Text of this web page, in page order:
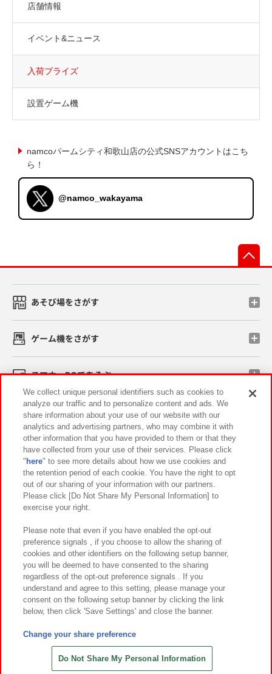
店舗情報
イベント&ニュース
入荷プライズ
設置ゲーム機
namcoパームシティ和歌山店の公式SNSアカウントはこち
ら！
@namco_wakayama
あそび場をさがす
ゲーム機をさがす
スマホ・PCであそぶ
イベント・キャンペーン
関連会社 サステナビリティ サイトポリシー
プライバシーポリシー ウェブアクセシビリティ方針と検証結果
お取引先さまとともに
カスタマーハラスメント対応方針 よくあるご質問・お問い合わせ
©Bandai Namco Amusement Inc.
©Bandai Namco Amusement Lab Inc.
©HANAYASHIKI Co., Ltd. All Rights Reserved.
We collect unique personal identifiers such as cookies to
analyze our traffic and to personalize content and ads. We
share information about your use of our website with our
analytics and advertising partners, who may combine it with
other information that you have provided to them or that they
have collected from your use of their services. Please click
" here" to see more details about how we use cookies and
the retention period of each cookie. You have the right to opt
out of our sharing of your information with our partners.
Please click [Do Not Share My Personal Information] to
exercise your right.
Please note that even if you have enabled the opt-out
preference signals , if you choose to allow the sharing of
cookies and other identifiers on the following setup banner,
you will be deemed to have consented to the sharing
regardless of the opt-out preference signals . If you
understand and agree to this setting, please manage your
consent on the following setup banner by clicking the link
below, then click 'Save Settings' and close the banner.
Change your share preference
Do Not Share My Personal Information